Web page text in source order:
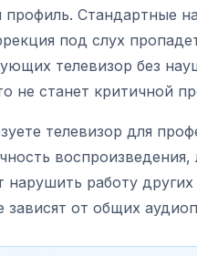
Стандартные
под слух
телевизор без
не станет критичной
телевизор для
нарушить работу
зависят от общих